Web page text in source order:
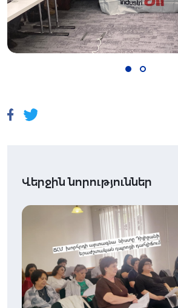
Վերջին նորություններ